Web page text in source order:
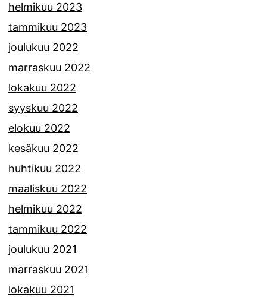
helmikuu 2023
tammikuu 2023
joulukuu 2022
marraskuu 2022
lokakuu 2022
syyskuu 2022
elokuu 2022
kesäkuu 2022
huhtikuu 2022
maaliskuu 2022
helmikuu 2022
tammikuu 2022
joulukuu 2021
marraskuu 2021
lokakuu 2021